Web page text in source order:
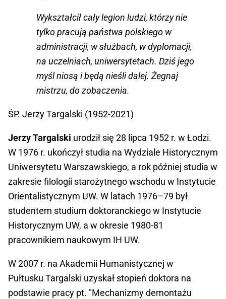
Wykształcił cały legion ludzi, którzy nie
tylko pracują państwa polskiego w
administracji, w służbach, w dyplomacji,
na uczelniach, uniwersytetach. Dziś jego
myśl niosą i będą nieśli dalej. Żegnaj
mistrzu, do zobaczenia.
ŚP. Jerzy Targalski (1952-2021)
Jerzy Targalski urodził się 28 lipca 1952 r. w Łodzi.
W 1976 r. ukończył studia na Wydziale Historycznym
Uniwersytetu Warszawskiego, a rok później studia w
zakresie filologii starożytnego wschodu w Instytucie
Orientalistycznym UW. W latach 1976–79 był
studentem studium doktoranckiego w Instytucie
Historycznym UW, a w okresie 1980-81
pracownikiem naukowym IH UW.
W 2007 r. na Akademii Humanistycznej w
Pułtusku Targalski uzyskał stopień doktora na
podstawie pracy pt. "Mechanizmy demontażu